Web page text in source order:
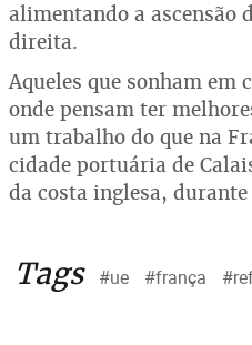
alimentando a ascensão
direita.
Aqueles que sonham em
onde pensam ter
um trabalho do que na
cidade portuária de
da costa inglesa,
Tags #ue #frança